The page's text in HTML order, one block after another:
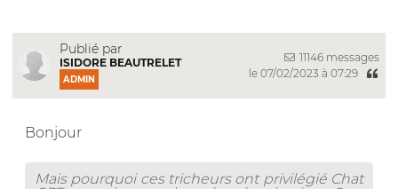
Publié par
ISIDORE BEAUTRELET
ADMIN
11146 messages
le 07/02/2023 à 07:29
Bonjour
Mais pourquoi ces tricheurs ont privilégié Chat